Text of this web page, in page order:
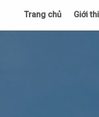
Trang chủ Giới